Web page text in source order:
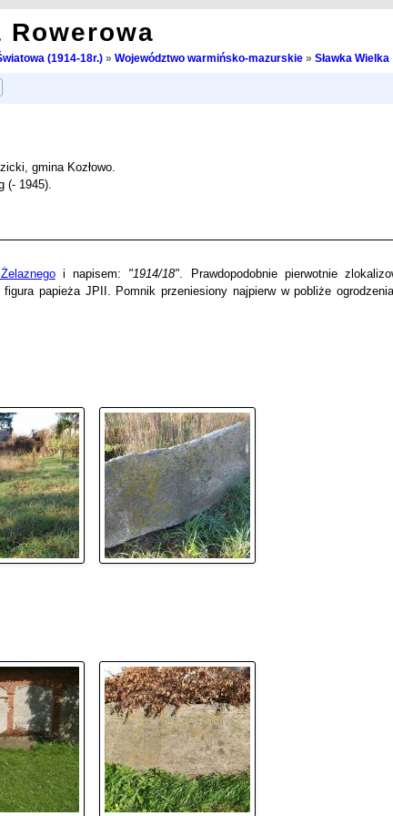
(1914-18r.)» Województwo warmińsko-mazurskie» Sławka Wielka
gmina Kozłowo.
(- 1945).
i napisem: "1914/18". Prawdopodobnie pierwotnie
papieża JPII. Pomnik przeniesiony najpierw w pobliże